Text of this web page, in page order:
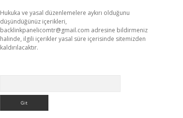
Hukuka ve yasal düzenlemelere aykırı olduğunu
düşündüğünüz içerikleri,
backlinkpanelicomtr@gmail.com adresine bildirmeniz
halinde, ilgili içerikler yasal süre içerisinde sitemizden
kaldırılacaktır.